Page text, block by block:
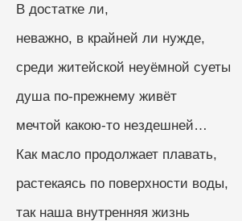
В достатке ли,
неважно, в крайней ли нужде,
среди житейской неуёмной суеты
душа по-прежнему живёт
мечтой какою-то нездешней…
Как масло продолжает плавать,
растекаясь по поверхности воды,
так наша внутренняя жизнь